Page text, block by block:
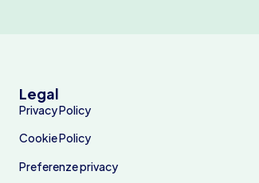
Legal
Privacy Policy
Cookie Policy
Preferenze privacy